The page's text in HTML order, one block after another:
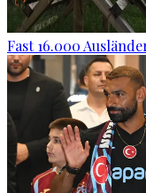
Fast 16.000